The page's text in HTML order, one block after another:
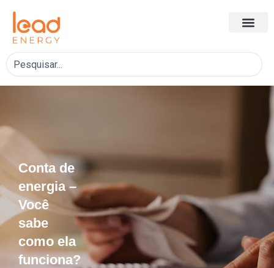
Conta de
energia –
Você
sabe
como ela
funciona?